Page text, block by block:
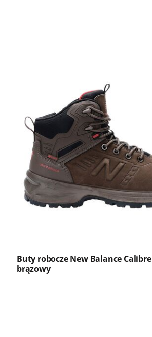
Buty robocze New Balance
brązowy